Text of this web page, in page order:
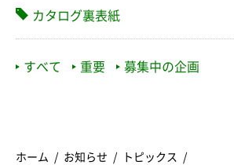
カタログ裏表紙
すべて 重要 募集中の企画
ホーム お知らせ
トピックス